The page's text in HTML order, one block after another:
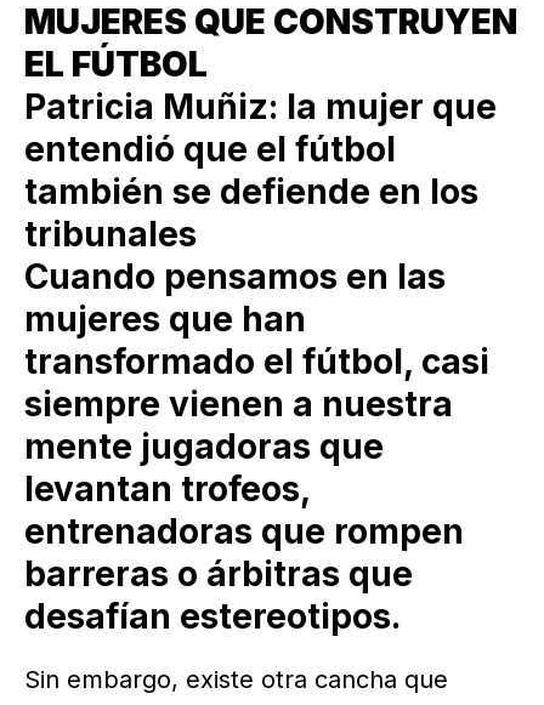
MUJERES QUE CONSTRUYEN
EL FÚTBOL
Patricia Muñiz: la mujer que
entendió que el fútbol
también se defiende en los
tribunales
Cuando pensamos en las
mujeres que han
transformado el fútbol, casi
siempre vienen a nuestra
mente jugadoras que
levantan trofeos,
entrenadoras que rompen
barreras o árbitras que
desafían estereotipos.
Sin embargo, existe otra cancha que